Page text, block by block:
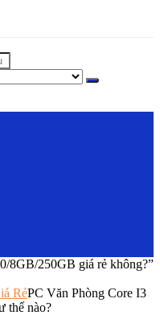
8GB/250GB giá rẻ không?”
RẻPC Văn Phòng Core I3
thế nào?